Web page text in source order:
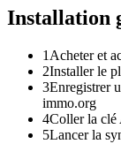
Installation
1 Acheter et
2Installer le
3Enregistrer
immo.org
4Coller la clé
5Lancer la